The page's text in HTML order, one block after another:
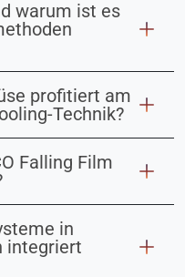
warum ist es
profitiert am
Technik?
Falling Film
in
integriert